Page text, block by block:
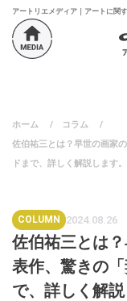
アートリエメディア｜アートに関
ホーム / コラム /
佐伯祐三とは？早世の画家
ドまで、詳しく解説します。
COLUMN 2024.08.26
佐伯祐三とは
表作、驚きの
で、詳しく解説